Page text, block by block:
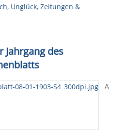
, Unglück, Zeitungen &
Jahrgang des
A